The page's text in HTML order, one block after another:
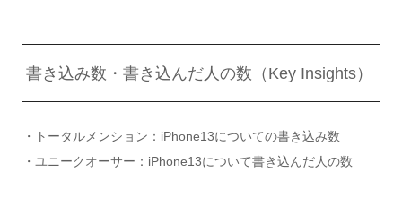
書き込み数・書き込んだ人の数（Key Insights）
・トータルメンション：iPhone13についての書き込み数
・ユニークオーサー：iPhone13について書き込んだ人の数